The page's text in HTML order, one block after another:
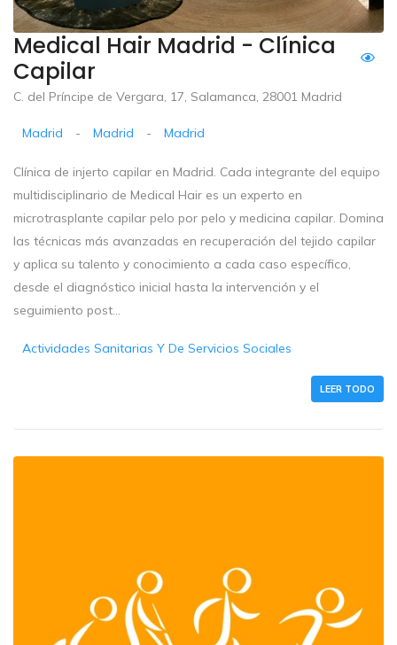
Medical Hair Madrid - Clínica
Capilar
C. del Príncipe de Vergara, 17, Salamanca, 28001 Madrid
Madrid - Madrid - Madrid
Clínica de injerto capilar en Madrid. Cada integrante del equipo
multidisciplinario de Medical Hair es un experto en
microtrasplante capilar pelo por pelo y medicina capilar. Domina
las técnicas más avanzadas en recuperación del tejido capilar
y aplica su talento y conocimiento a cada caso específico,
desde el diagnóstico inicial hasta la intervención y el
seguimiento post...
Actividades Sanitarias Y De Servicios Sociales
LEER TODO